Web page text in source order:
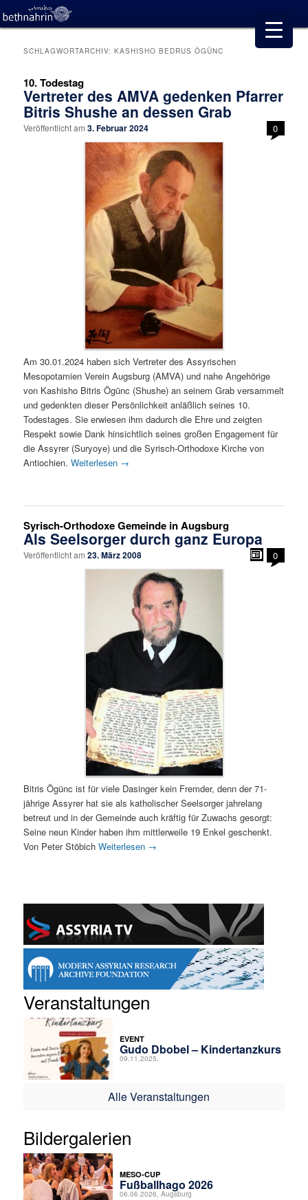
SCHLAGWORTARCHIV:KASHISHO BEDRUS ÖGÜNC
10. Todestag
Vertreter des AMVA gedenken Pfarrer
Bitris Shushe an dessen Grab
Veröffentlicht am3. Februar 2024 0
Am 30.01.2024 haben sich Vertreter des Assyrischen
Mesopotamien Verein Augsburg (AMVA) und nahe Angehörige
von Kashisho Bitris Ögünc (Shushe) an seinem Grab versammelt
und gedenkten dieser Persönlichkeit anläßlich seines 10.
Todestages. Sie erwiesen ihm dadurch die Ehre und zeigten
Respekt sowie Dank hinsichtlich seines großen Engagement für
die Assyrer (Suryoye) und die Syrisch-Orthodoxe Kirche von
Antiochien.Weiterlesen →
Syrisch-Orthodoxe Gemeinde in Augsburg
Als Seelsorger durch ganz Europa
Veröffentlicht am23. März 2008 0
Bitris Ögünc ist für viele Dasinger kein Fremder, denn der 71-
jährige Assyrer hat sie als katholischer Seelsorger jahrelang
betreut und in der Gemeinde auch kräftig für Zuwachs gesorgt:
Seine neun Kinder haben ihm mittlerweile 19 Enkel geschenkt.
Von Peter StöbichWeiterlesen →
Veranstaltungen
EVENT
Gudo Dbobel – Kindertanzkurs
09.11.2025,
Alle Veranstaltungen
Bildergalerien
MESO-CUP
Fußballhago 2026
06.06.2026, Augsburg